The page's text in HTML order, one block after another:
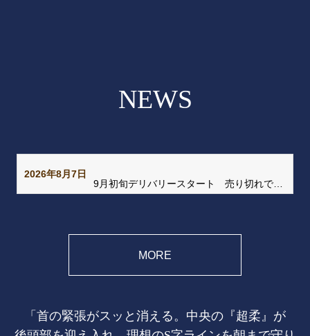
NEWS
2026年8月7日
9月初旬デリバリースタート 売り切れでご迷惑をおかけしました
MORE
「首の緊張がスッと消える。中央の『超柔』が